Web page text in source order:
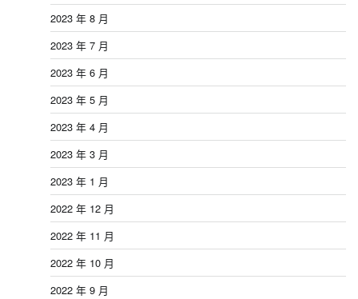
2023 年 8 月
2023 年 7 月
2023 年 6 月
2023 年 5 月
2023 年 4 月
2023 年 3 月
2023 年 1 月
2022 年 12 月
2022 年 11 月
2022 年 10 月
2022 年 9 月